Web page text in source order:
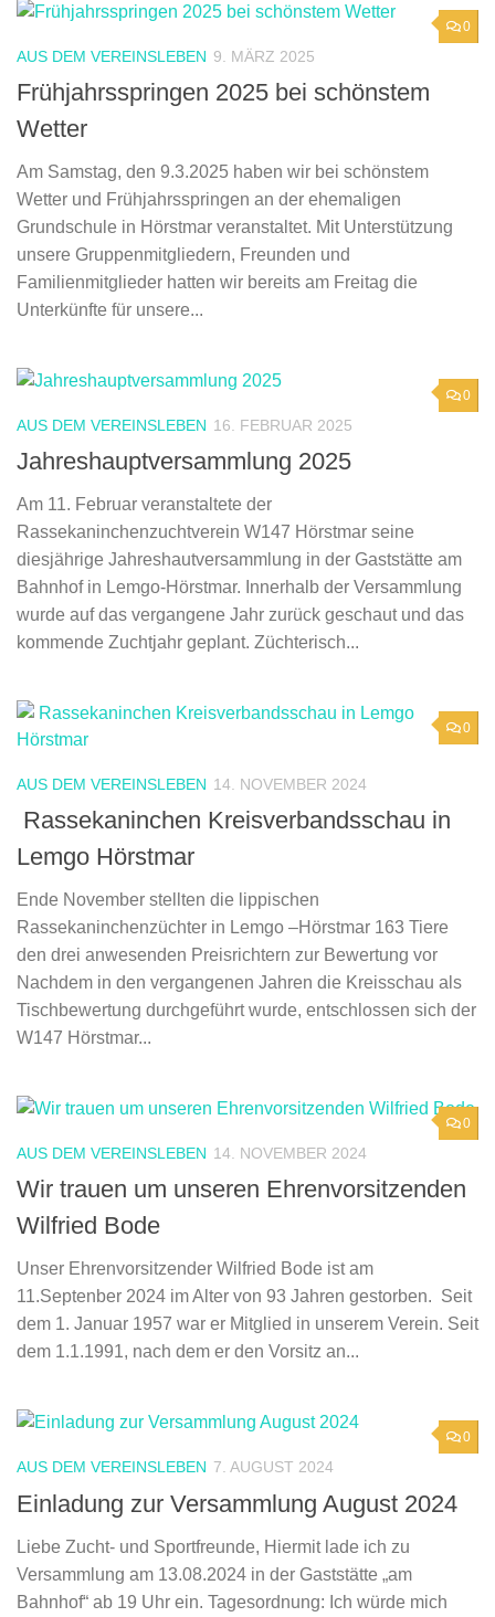
0
AUS DEM VEREINSLEBEN 9. MÄRZ 2025
Frühjahrsspringen 2025 bei schönstem
Wetter
Am Samstag, den 9.3.2025 haben wir bei schönstem
Wetter und Frühjahrsspringen an der ehemaligen
Grundschule in Hörstmar veranstaltet. Mit Unterstützung
unsere Gruppenmitgliedern, Freunden und
Familienmitglieder hatten wir bereits am Freitag die
Unterkünfte für unsere...
0
AUS DEM VEREINSLEBEN 16. FEBRUAR 2025
Jahreshauptversammlung 2025
Am 11. Februar veranstaltete der
Rassekaninchenzuchtverein W147 Hörstmar seine
diesjährige Jahreshautversammlung in der Gaststätte am
Bahnhof in Lemgo-Hörstmar. Innerhalb der Versammlung
wurde auf das vergangene Jahr zurück geschaut und das
kommende Zuchtjahr geplant. Züchterisch...
0
AUS DEM VEREINSLEBEN 14. NOVEMBER 2024
Rassekaninchen Kreisverbandsschau in
Lemgo Hörstmar
Ende November stellten die lippischen
Rassekaninchenzüchter in Lemgo –Hörstmar 163 Tiere
den drei anwesenden Preisrichtern zur Bewertung vor
Nachdem in den vergangenen Jahren die Kreisschau als
Tischbewertung durchgeführt wurde, entschlossen sich der
W147 Hörstmar...
0
AUS DEM VEREINSLEBEN 14. NOVEMBER 2024
Wir trauen um unseren Ehrenvorsitzenden
Wilfried Bode
Unser Ehrenvorsitzender Wilfried Bode ist am
11.Septenber 2024 im Alter von 93 Jahren gestorben. Seit
dem 1. Januar 1957 war er Mitglied in unserem Verein. Seit
dem 1.1.1991, nach dem er den Vorsitz an...
0
AUS DEM VEREINSLEBEN 7. AUGUST 2024
Einladung zur Versammlung August 2024
Liebe Zucht- und Sportfreunde, Hiermit lade ich zu
Versammlung am 13.08.2024 in der Gaststätte „am
Bahnhof“ ab 19 Uhr ein. Tagesordnung: Ich würde mich